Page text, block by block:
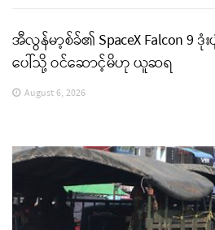
အီလွန်မာ့စ်ခ်၏ SpaceX Falcon 9
ပေါ်သို့ ဝင်ဆောင့်မိဟု ယူဆရ
August 6, 2026